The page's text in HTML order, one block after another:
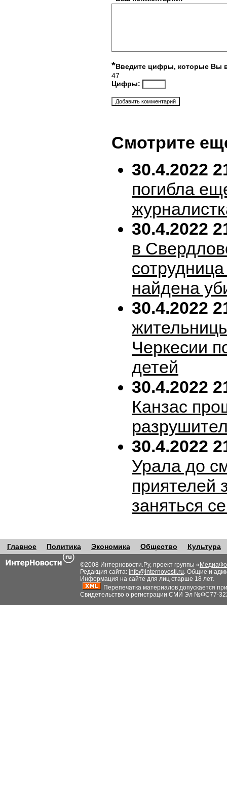
*Введите цифры, которые Вы
47
Цифры:
Смотрите
30.4.2022
погибла
30.4.2022
в
найдена
30.4.2022
Черкесии
детей
30.4.2022
Канзас
30.4.2022
Урала до
приятелей
заняться
Главное Политика Экономика Общество Культура
©2008 Интерновости.Ру, проект группы «
Редакция сайта: info@internovosti.ru. Общие и
Информация на сайте для лиц старше 18 лет.
Перепечатка материалов допускается
Свидетельство о регистрации СМИ Эл №ФС77-